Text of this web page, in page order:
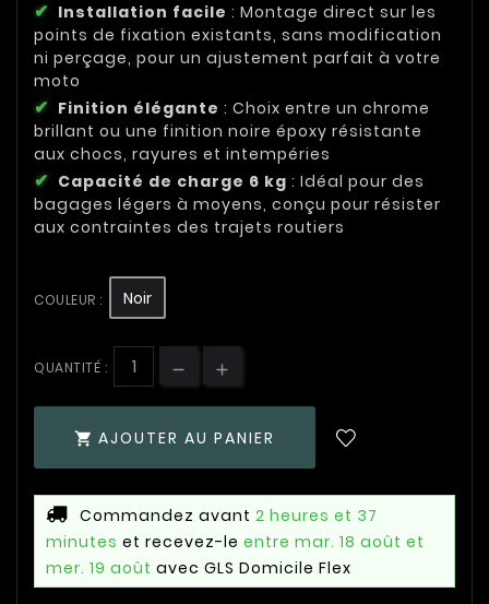
Installation facile : Montage direct sur les
points de fixation existants, sans modification
ni perçage, pour un ajustement parfait à votre
moto
Finition élégante : Choix entre un chrome
brillant ou une finition noire époxy résistante
aux chocs, rayures et intempéries
Capacité de charge 6 kg : Idéal pour des
bagages légers à moyens, conçu pour résister
aux contraintes des trajets routiers
COULEUR : Noir
QUANTITÉ :
 AJOUTER AU PANIER
Commandez avant 2 heures et 37
minutes et recevez-le entre mar. 18 août et
mer. 19 août avec GLS Domicile Flex